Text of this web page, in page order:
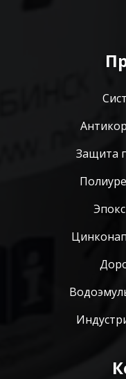
Защита